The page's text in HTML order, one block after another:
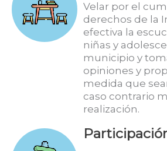
Velar por el
derechos de la
efectiva la
niñas y
municipio y
opiniones y
medida que
caso contrario
realización.